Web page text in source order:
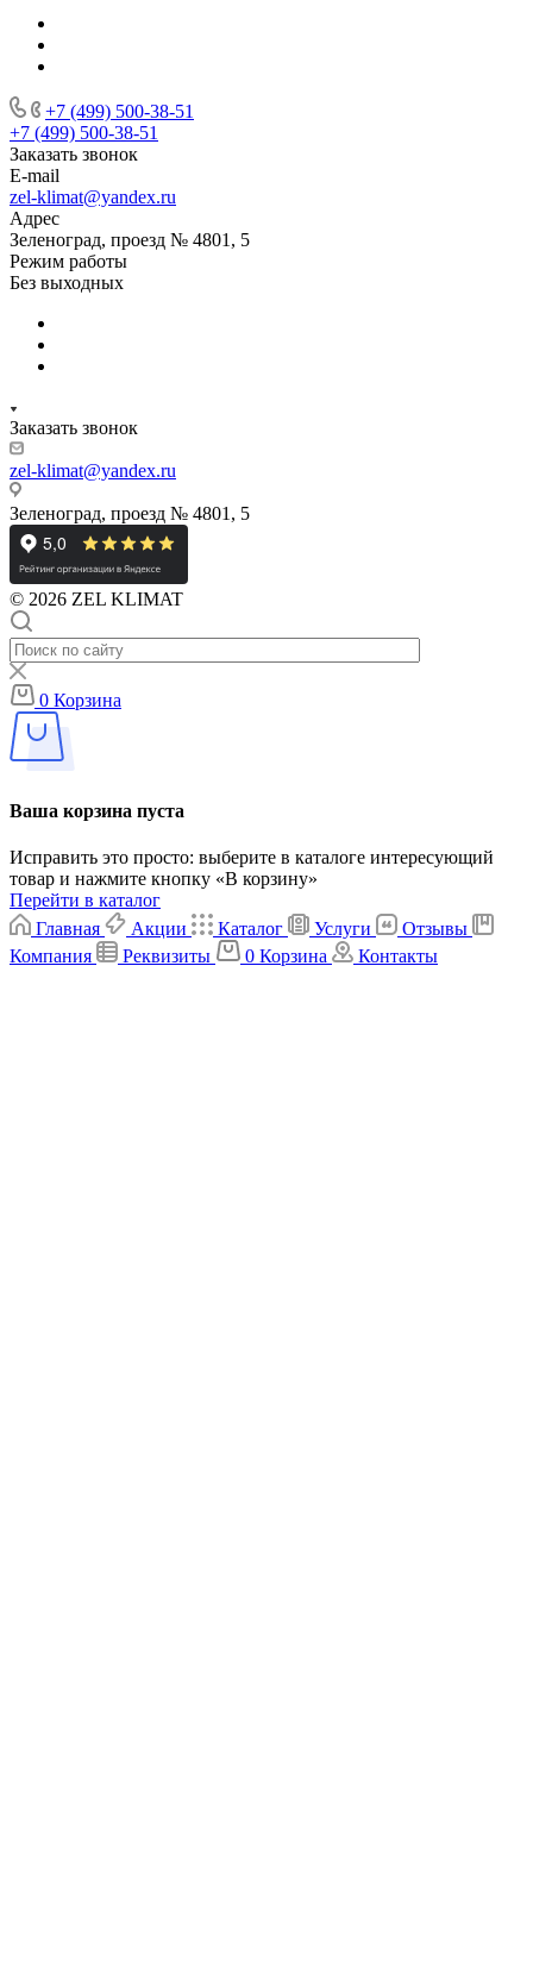
+7 (499) 500-38-51
+7 (499) 500-38-51
Заказать звонок
E-mail
zel-klimat@yandex.ru
Адрес
Зеленоград, проезд № 4801, 5
Режим работы
Без выходных
Заказать звонок
zel-klimat@yandex.ru
Зеленоград, проезд № 4801, 5
© 2026 ZEL KLIMAT
0 Корзина
Ваша корзина пуста
Исправить это просто: выберите в каталоге интересующий
товар и нажмите кнопку «В корзину»
Перейти в каталог
Главная
Акции Каталог Услуги
Отзывы
Компания
Реквизиты 0 Корзина Контакты